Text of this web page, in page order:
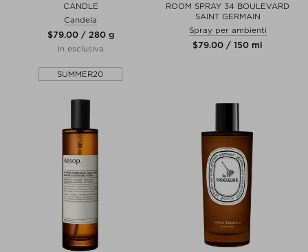
CANDLE
Candela
$‌79.00 / 280 g
In esclusiva
SUMMER20
ROOM SPRAY 34 BOULEVARD
SAINT GERMAIN
Spray per ambienti
$‌79.00 / 150 ml